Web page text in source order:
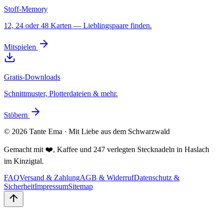
Stoff-Memory
12, 24 oder 48 Karten — Lieblingspaare finden.
Mitspielen
Gratis-Downloads
Schnittmuster, Plotterdateien & mehr.
Stöbern
© 2026 Tante Ema · Mit Liebe aus dem Schwarzwald
Gemacht mit ❤️, Kaffee und 247 verlegten Stecknadeln in Haslach
im Kinzigtal.
FAQVersand & ZahlungAGB & WiderrufDatenschutz &
SicherheitImpressumSitemap